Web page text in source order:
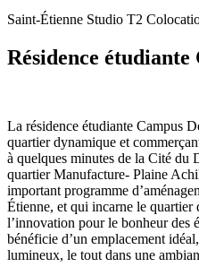
Saint-Étienne Studio T2
Résidence étudiante
La résidence étudiante Campus
quartier dynamique et
à quelques minutes de la Cité du
quartier Manufacture- Plaine
important programme
Étienne, et qui incarne le quartier
l’innovation pour le bonheur des
bénéficie d’un emplacement
lumineux, le tout dans une